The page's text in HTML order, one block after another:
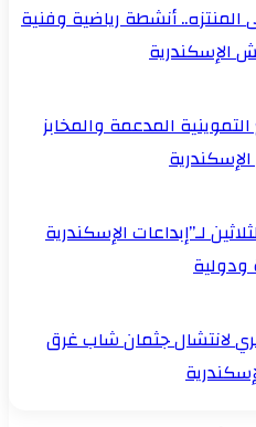
المنتزه.. أنشطة رياضية وفنية
الإسكندرية
المدعمة والمخابز
لـ”إبداعات الإسكندرية
ودولية
لانتشال جثمان شاب غرق